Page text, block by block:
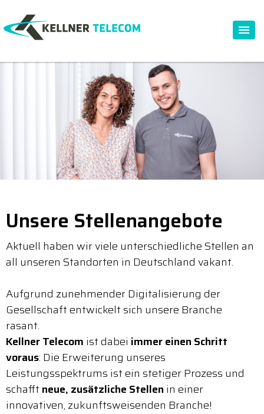
Unsere Stellenangebote
Aktuell haben wir viele unterschiedliche Stellen an
all unseren Standorten in Deutschland vakant.
Aufgrund zunehmender Digitalisierung der
Gesellschaft entwickelt sich unsere Branche
rasant.
Kellner Telecom ist dabei immer einen Schritt
voraus: Die Erweiterung unseres
Leistungsspektrums ist ein stetiger Prozess und
schafftneue, zusätzliche Stellen in einer
innovativen, zukunftsweisenden Branche!